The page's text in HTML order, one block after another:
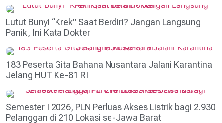
Lutut Bunyi “Krek” Saat Berdiri? Jangan Langsung
Panik, Ini Kata Dokter
183 Peserta Gita Bahana Nusantara Jalani Karantina
Jelang HUT Ke-81 RI
Semester I 2026, PLN Perluas Akses Listrik bagi 2.930
Pelanggan di 210 Lokasi se-Jawa Barat